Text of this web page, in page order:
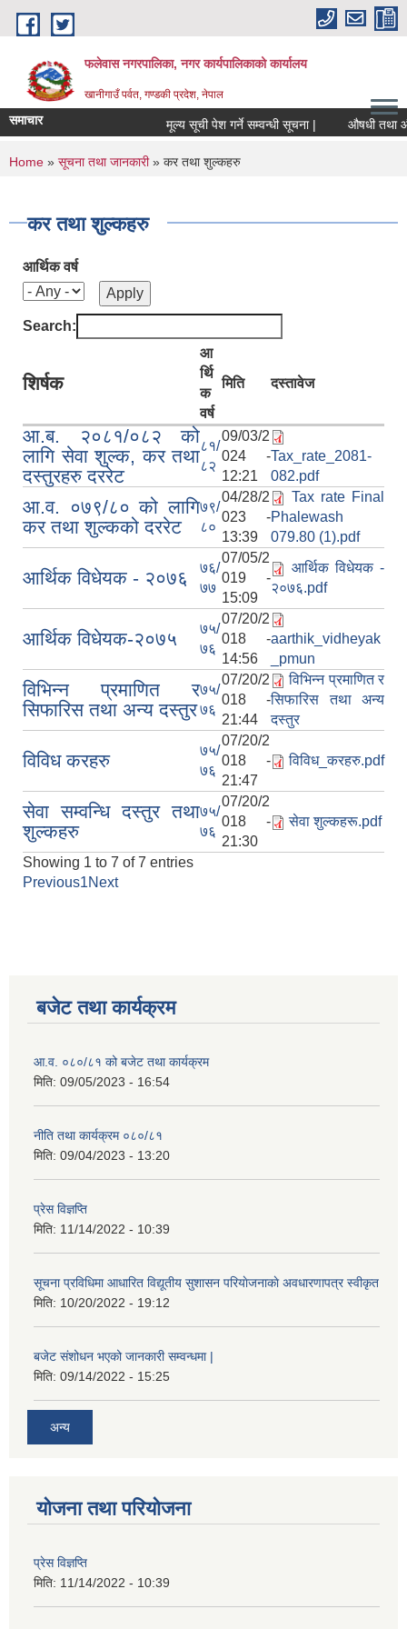
Skip to main content
फलेवास नगरपालिका, नगर कार्यपालिकाको कार्यालय
खानीगाउँ पर्वत, गण्डकी प्रदेश, नेपाल
समाचार मूल्य सूची पेश गर्ने सम्वन्धी सूचना | औषधी तथा
You are here
Home » सूचना तथा जानकारी» कर तथा शुल्कहरु
कर तथा शुल्कहरु
आर्थिक वर्ष
Search:
शिर्षक
आ
र्थि
क
वर्ष
मिति दस्तावेज
आ.ब. २०८१/०८२ को
लागि सेवा शुल्क, कर तथा
दस्तुरहरु दररेट
८१/
८२
09/03/2
024 -
12:21
Tax_rate_2081-
082.pdf
आ.व. ०७९/८० को लागि
कर तथा शुल्कको दररेट
७९/
८०
04/28/2
023 -
13:39
Tax rate Final
Phalewash
079.80 (1).pdf
आर्थिक विधेयक - २०७६
७६/
७७
07/05/2
019 -
15:09
आर्थिक विधेयक -
२०७६.pdf
आर्थिक विधेयक-२०७५
७५/
७६
07/20/2
018 -
14:56
aarthik_vidheyak
_pmun
विभिन्न प्रमाणित र
सिफारिस तथा अन्य दस्तुर
७५/
७६
07/20/2
018 -
21:44
विभिन्न प्रमाणित र
सिफारिस तथा अन्य
दस्तुर
विविध करहरु
७५/
७६
07/20/2
018 -
21:47
विविध_करहरु.pdf
सेवा सम्वन्धि दस्तुर तथा
शुल्कहरु
७५/
७६
07/20/2
018 -
21:30
सेवा शुल्कहरू.pdf
Showing 1 to 7 of 7 entries
Previous1Next
बजेट तथा कार्यक्रम
आ.व. ०८०/८१ को बजेट तथा कार्यक्रम
मिति: 09/05/2023 - 16:54
नीति तथा कार्यक्रम ०८०/८१
मिति: 09/04/2023 - 13:20
प्रेस विज्ञप्ति
मिति: 11/14/2022 - 10:39
सूचना प्रविधिमा आधारित विद्यूतीय सुशासन परियाेजनाकाे अवधारणापत्र स्वीकृत
मिति: 10/20/2022 - 19:12
बजेट संशोधन भएको जानकारी सम्वन्धमा |
मिति: 09/14/2022 - 15:25
अन्य
योजना तथा परियोजना
प्रेस विज्ञप्ति
मिति: 11/14/2022 - 10:39